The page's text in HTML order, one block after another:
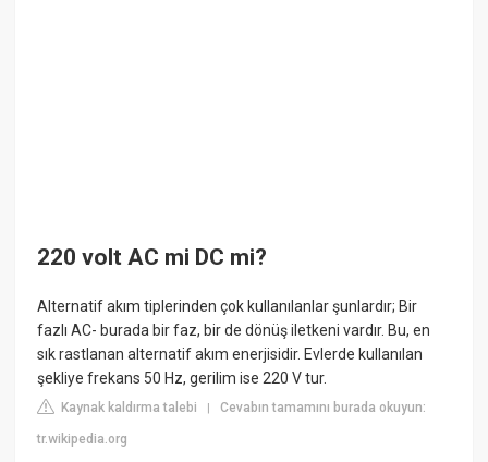
220 volt AC mi DC mi?
Alternatif akım tiplerinden çok kullanılanlar şunlardır; Bir
fazlı AC- burada bir faz, bir de dönüş iletkeni vardır. Bu, en
sık rastlanan alternatif akım enerjisidir. Evlerde kullanılan
şekliye frekans 50 Hz, gerilim ise 220 V tur.
Kaynak kaldırma talebi |Cevabın tamamını burada okuyun:
tr.wikipedia.org